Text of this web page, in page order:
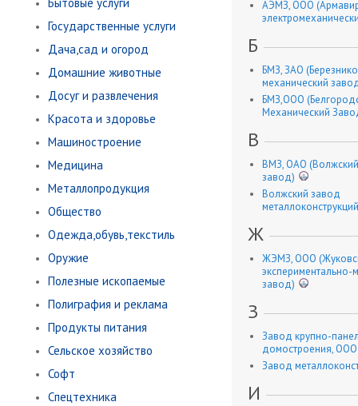
Государственные услуги
Дача,сад и огород
Домашние животные
Досуг и развлечения
Красота и здоровье
Машиностроение
Медицина
Металлопродукция
Общество
Одежда,обувь,текстиль
Оружие
Полезные ископаемые
Полиграфия и реклама
Продукты питания
Сельское хозяйство
Софт
Спецтехника
АЭМЗ, ООО
Б
БМЗ, ЗАО
механический
БМЗ,ООО
Механический
В
ВМЗ, ОАО
завод)
Волжский завод
Ж
ЖЭМЗ, ООО
экспериментально-
завод)
З
Завод крупно-
домостроения, ООО
Завод
И